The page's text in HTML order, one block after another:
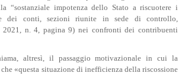
“sostanziale impotenza dello Stato a riscuotere i
dei conti, sezioni riunite in sede di controllo,
2021, n. 4, pagina 9) nei confronti dei contribuenti
altresì, il passaggio motivazionale in cui la
«questa situazione di inefficienza della riscossione